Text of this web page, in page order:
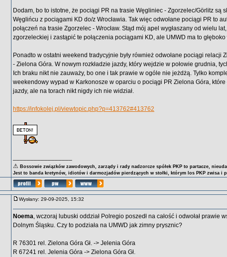
Dodam, bo to istotne, że pociągi PR na trasie Węgliniec - Zgorzelec/Görlitz są
Węglińcu z pociągami KD do/z Wrocławia. Tak więc odwołane pociągi PR to
połączeń na trasie Zgorzelec - Wrocław. Stąd mój apel wygłaszany od wielu
zgorzeleckiej i zastąpić te połączenia pociągami KD, ale UMWD ma to
Ponadto w ostatni weekend tradycyjnie były również odwołane pociągi relacji
- Zielona Góra. W nowym rozkładzie jazdy, który wejdzie w połowie grudnia,
Ich braku nikt nie zauważy, bo one i tak prawie w ogóle nie jeżdżą. Tylko
weekendowy wypad w Karkonosze w oparciu o pociągi PR Zielona Góra, które
jazdy, ale na torach nikt nigdy ich nie widział.
https://infokolej.pl/viewtopic.php?p=413762#413762
⚠ Bossowie związków zawodowych, zarządy i rady nadzorcze spółek PKP to partacze,
Jest to banda kretynów, idiotów i darmozjadów pierdzących w stołki, którym los PKP zwisa i
Wysłany: 29-09-2025, 15:32
Noema, wczoraj lubuski oddział Polregio poszedł na całość i odwołał prawie
Dolnym Śląsku. Czy to podziała na UMWD jak zimny prysznic?
R 76301 rel. Zielona Góra Gł. -> Jelenia Góra
R 67241 rel. Jelenia Góra -> Zielona Góra Gł.